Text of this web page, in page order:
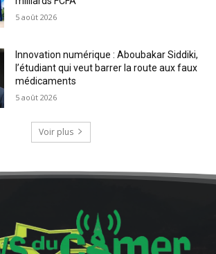
5 août 2026
Innovation numérique : Aboubakar Siddiki,
l’étudiant qui veut barrer la route aux faux
médicaments
5 août 2026
Voir plus